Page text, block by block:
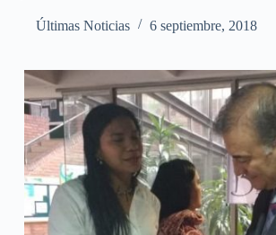
Últimas Noticias 6 septiembre, 2018